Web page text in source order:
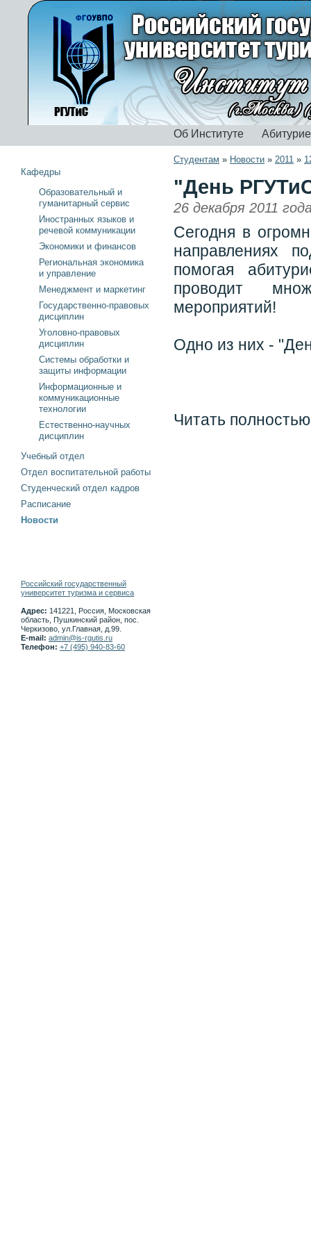
Об Институте
Студентам » Новости » 2011 »
"День
26 декабря 2011
Сегодня в
направлениях
помогая
проводит
мероприятий!
Одно из них -
Читать полностью
Кафедры
Образовательный и
гуманитарный сервис
Иностранных языков и
речевой коммуникации
Экономики и финансов
Региональная экономика
и управление
Менеджмент и маркетинг
Государственно-правовых
дисциплин
Уголовно-правовых
дисциплин
Системы обработки и
защиты информации
Информационные и
коммуникационные
технологии
Естественно-научных
дисциплин
Учебный отдел
Отдел воспитательной работы
Студенческий отдел кадров
Расписание
Новости
Российский государственный
университет туризма и сервиса
Адрес: 141221, Россия, Московская
область, Пушкинский район, пос.
Черкизово, ул.Главная, д.99.
E-mail: admin@is-rgutis.ru
Телефон: +7 (495) 940-83-60